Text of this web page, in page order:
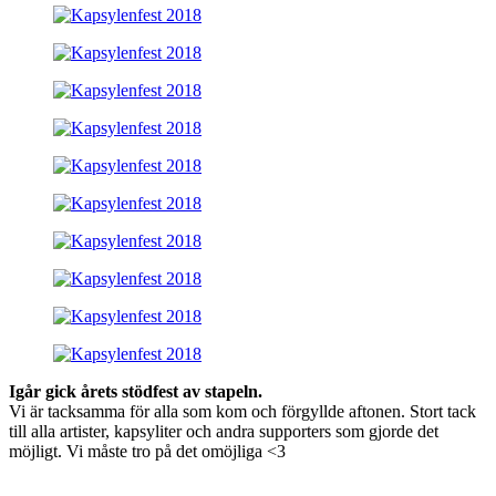
Text
Igår gick årets stödfest av stapeln.
Vi är tacksamma för alla som kom och förgyllde aftonen. Stort tack
till alla artister, kapsyliter och andra supporters som gjorde det
möjligt. Vi måste tro på det omöjliga <3